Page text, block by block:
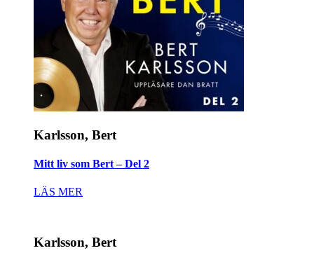
Karlsson, Bert
Mitt liv som Bert – Del 2
LÄS MER
Karlsson, Bert